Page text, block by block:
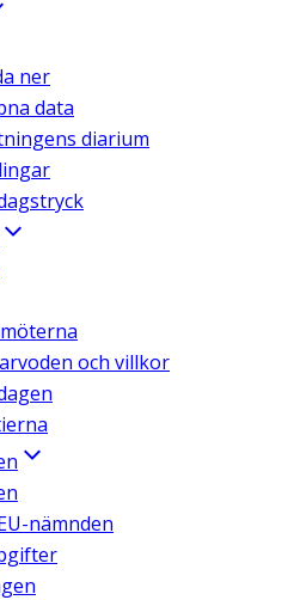
ner
data
diarium
och villkor
nämnden